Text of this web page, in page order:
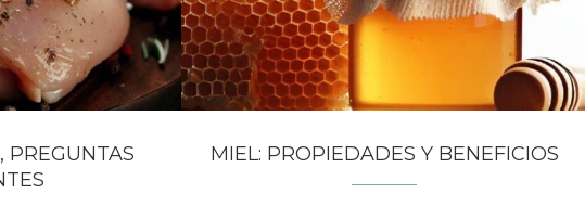
PREGUNTAS
MIEL: PROPIEDADES Y BENEFICIOS